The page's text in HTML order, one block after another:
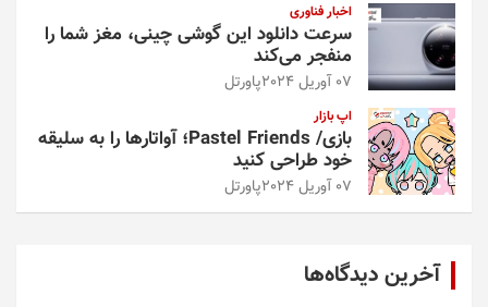
اخبار فناوری
سرعت دانلود این گوشی چینی، مغز شما را
منفجر می‌کند
07 آوریل 2024 پاورتل
اپ بازار
بازی/ Pastel Friends؛ آواتارها را به سلیقه
خود طراحی کنید
07 آوریل 2024 پاورتل
آخرین دیدگاه‌ها